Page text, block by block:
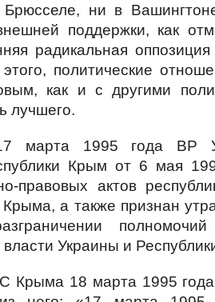
ни в
поддержки, как
радикальная
политические
как и с другими
лучшего.
марта 1995 года ВР
Крым от 6 мая
правовых актов
Крыма, а также признан
власти Украины и
Крыма 18 марта 1995